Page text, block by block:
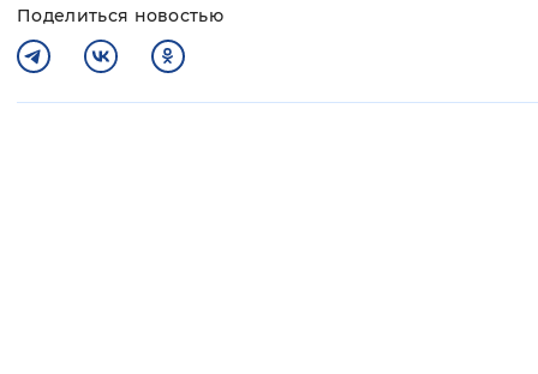
Поделиться новостью